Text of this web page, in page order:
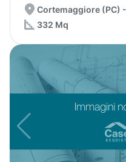
Cortemaggiore (PC)
332 Mq